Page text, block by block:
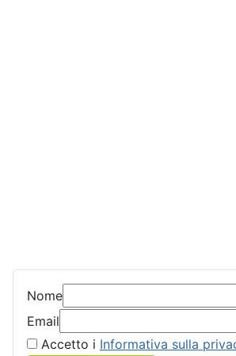
Nome
Email
Accetto i Informativa sulla